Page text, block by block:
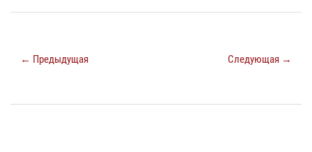
← Предыдущая Следующая →